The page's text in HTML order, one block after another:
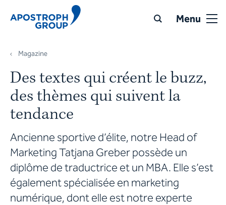
Menu
Magazine
Des textes qui créent le buzz,
des thèmes qui suivent la
tendance
Ancienne sportive d’élite, notre Head of
Marketing Tatjana Greber possède un
diplôme de traductrice et un MBA. Elle s’est
également spécialisée en marketing
numérique, dont elle est notre experte